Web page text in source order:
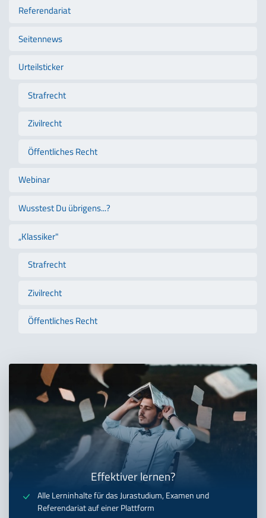
Referendariat
Seitennews
Urteilsticker
Strafrecht
Zivilrecht
Öffentliches Recht
Webinar
Wusstest Du übrigens...?
„Klassiker"
Strafrecht
Zivilrecht
Öffentliches Recht
Effektiver lernen?
Alle Lerninhalte für das Jurastudium, Examen und
Referendariat auf einer Plattform